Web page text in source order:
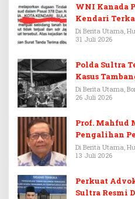
WNI Kanada
Kendari
Di Berita Utama,
31 Juli 2026
Polda Sultra
Kasus
Di Berita Utama,
26 Juli 2026
Prof. Mahfud
Pengalihan
Febrie
Di Berita Utama,
13 Juli 2026
Perkuat
Sultra Resmi